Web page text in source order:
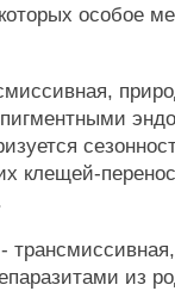
особое
клещей-
-
из